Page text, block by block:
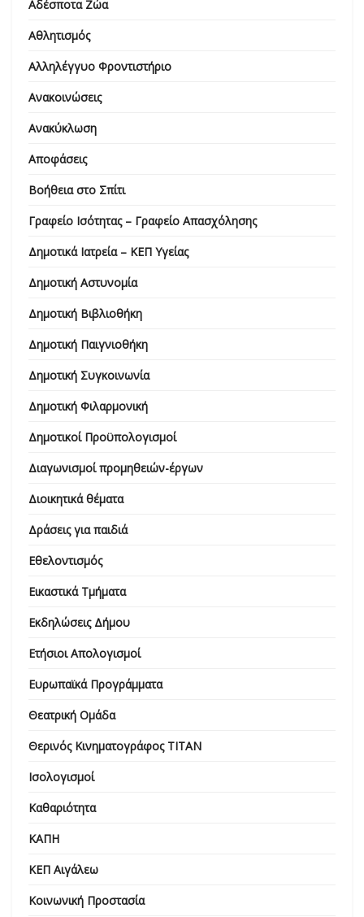
Αδέσποτα Ζώα
Αθλητισμός
Αλληλέγγυο Φροντιστήριο
Ανακοινώσεις
Ανακύκλωση
Αποφάσεις
Βοήθεια στο Σπίτι
Γραφείο Ισότητας – Γραφείο Απασχόλησης
Δημοτικά Ιατρεία – ΚΕΠ Υγείας
Δημοτική Αστυνομία
Δημοτική Βιβλιοθήκη
Δημοτική Παιγνιοθήκη
Δημοτική Συγκοινωνία
Δημοτική Φιλαρμονική
Δημοτικοί Προϋπολογισμοί
Διαγωνισμοί προμηθειών-έργων
Διοικητικά θέματα
Δράσεις για παιδιά
Εθελοντισμός
Εικαστικά Τμήματα
Εκδηλώσεις Δήμου
Ετήσιοι Απολογισμοί
Ευρωπαϊκά Προγράμματα
Θεατρική Ομάδα
Θερινός Κινηματογράφος ΤΙΤΑΝ
Ισολογισμοί
Καθαριότητα
ΚΑΠΗ
ΚΕΠ Αιγάλεω
Κοινωνική Προστασία